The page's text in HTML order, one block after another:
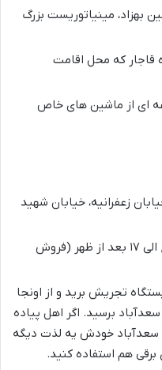
بهزاد، مینیاتوریست بزرگ
قاجار که محل اقامت
ای از ماشین های خاص
زعفرانیه، خیابان شهید
همه روزه از ۹ صبح الی ۱۷ بعد از ظهر (فروش
تجریش برید و از اونجا
برسید. اگر اهل پیاده
سعدآباد خودش یه لذت دیگه
هم استفاده کنید.